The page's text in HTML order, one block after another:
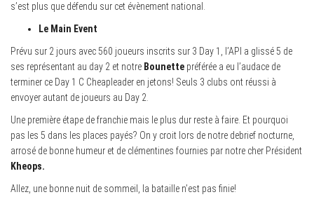
s’est plus que défendu sur cet évènement national.
Le Main Event
Prévu sur 2 jours avec 560 joueurs inscrits sur 3 Day 1, l’API a glissé 5 de
ses représentant au day 2 et notre Bounette préférée a eu l’audace de
terminer ce Day 1 C Cheapleader en jetons! Seuls 3 clubs ont réussi à
envoyer autant de joueurs au Day 2.
Une première étape de franchie mais le plus dur reste à faire. Et pourquoi
pas les 5 dans les places payés? On y croit lors de notre debrief nocturne,
arrosé de bonne humeur et de clémentines fournies par notre cher Président
Kheops.
Allez, une bonne nuit de sommeil, la bataille n’est pas finie!